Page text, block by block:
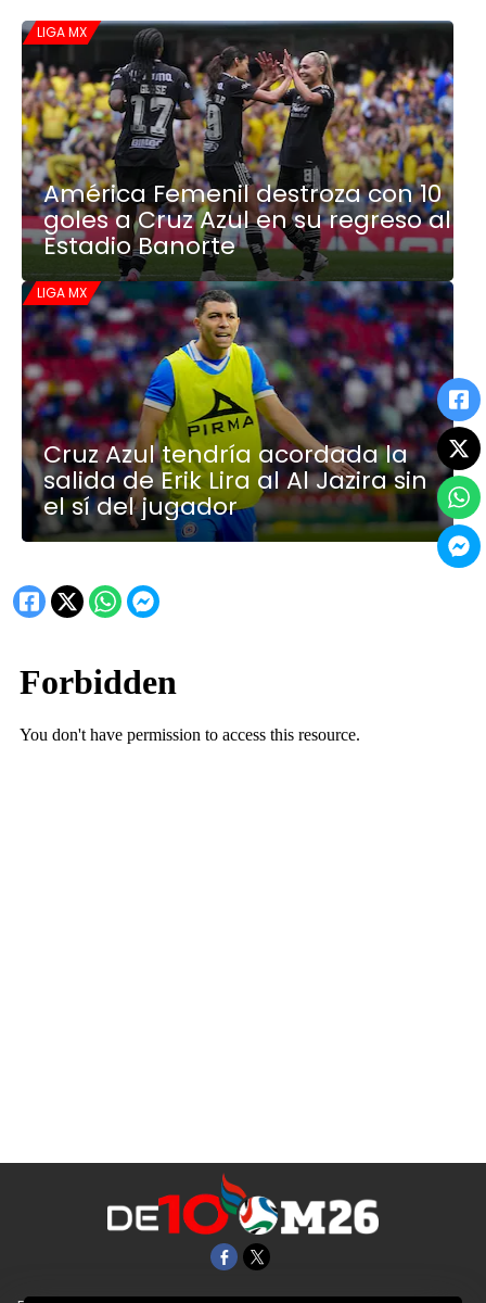
LIGA MX
América Femenil destroza con 10
goles a Cruz Azul en su regreso al
Estadio Banorte
LIGA MX
Cruz Azul tendría acordada la
salida de Erik Lira al Al Jazira sin
el sí del jugador